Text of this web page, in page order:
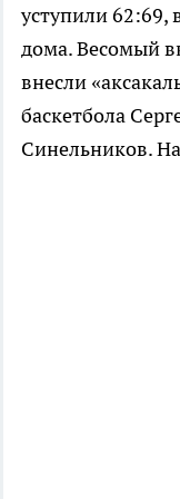
уступили 62:69,
дома. Весомый
внесли
баскетбола
Синельников.